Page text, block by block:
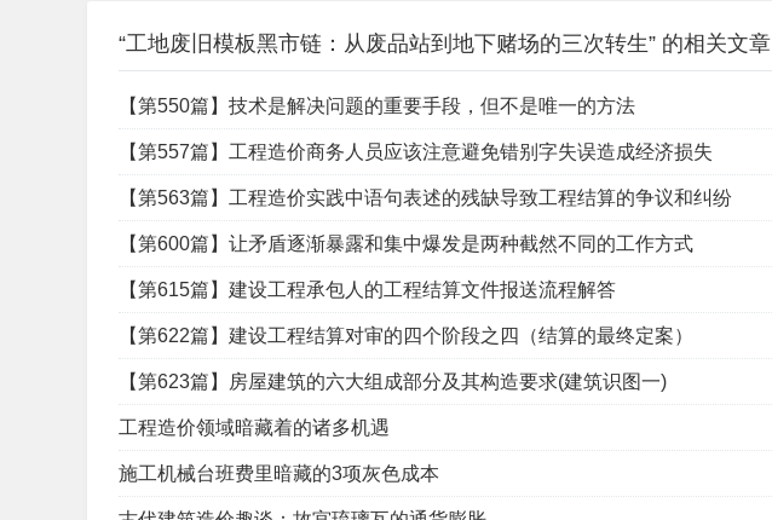
“工地废旧模板黑市链：从废品站到地下赌场的三次转生” 的相关文章
【第550篇】技术是解决问题的重要手段，但不是唯一的方法
【第557篇】工程造价商务人员应该注意避免错别字失误造成经济损失
【第563篇】工程造价实践中语句表述的残缺导致工程结算的争议和纠纷
【第600篇】让矛盾逐渐暴露和集中爆发是两种截然不同的工作方式
【第615篇】建设工程承包人的工程结算文件报送流程解答
【第622篇】建设工程结算对审的四个阶段之四（结算的最终定案）
【第623篇】房屋建筑的六大组成部分及其构造要求(建筑识图一)
工程造价领域暗藏着的诸多机遇
施工机械台班费里暗藏的3项灰色成本